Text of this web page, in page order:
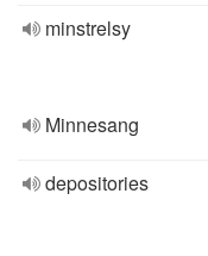
minstrelsy
Minnesang
depositories